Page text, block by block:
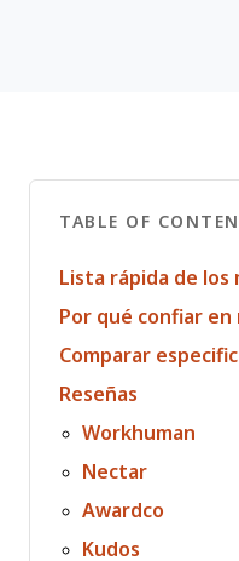
TABLE OF
Lista rápida de
Por qué confiar
Comparar
Reseñas
Workhuman
Nectar
Awardco
Kudos